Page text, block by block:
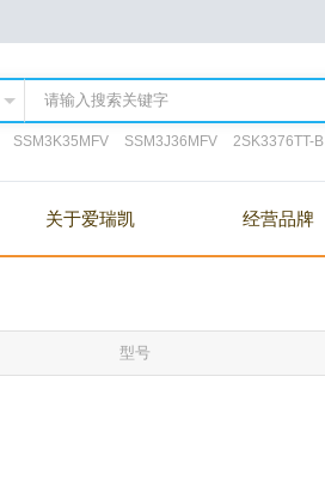
SSM3K35MFV SSM3J36MFV 2SK3376TT-B
关于爱瑞凯 经营品牌
型号